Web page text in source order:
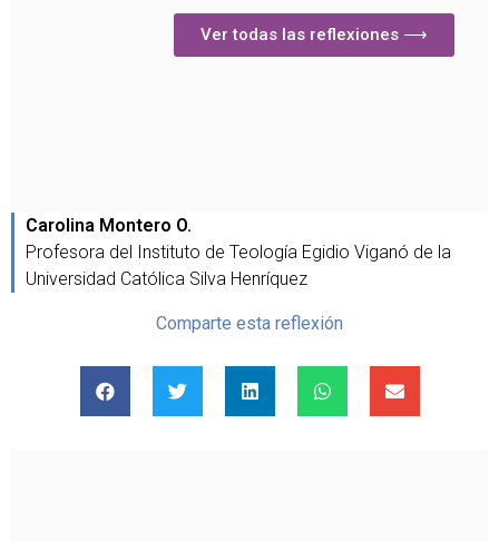
Ver todas las reflexiones ⟶
Carolina Montero O.
Profesora del Instituto de Teología Egidio Viganó de la
Universidad Católica Silva Henríquez
Comparte esta reflexión